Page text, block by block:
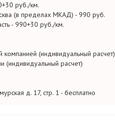
руб./км.
(в пределах МКАД) - 990 руб.
- 990+30 руб./км.
компанией (индивидуальный расчет)
(индивидуальный расчет)
д. 17, стр. 1 - бесплатно